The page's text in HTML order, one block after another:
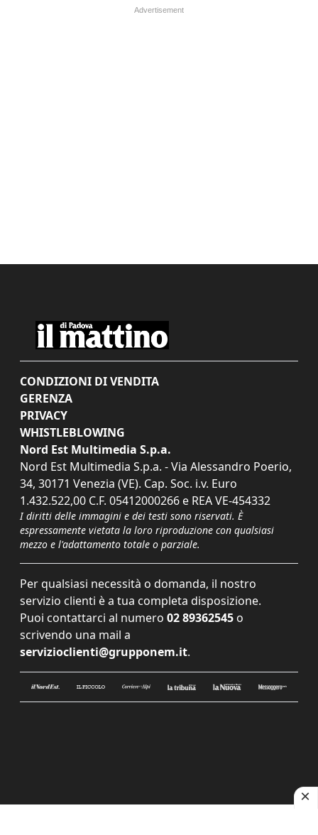
CONDIZIONI DI VENDITA
GERENZA
PRIVACY
WHISTLEBLOWING
Nord Est Multimedia S.p.a.
Nord Est Multimedia S.p.a. - Via Alessandro Poerio,
34, 30171 Venezia (VE). Cap. Soc. i.v. Euro
1.432.522,00 C.F. 05412000266 e REA VE-454332
I diritti delle immagini e dei testi sono riservati. È
espressamente vietata la loro riproduzione con qualsiasi
mezzo e l'adattamento totale o parziale.
Per qualsiasi necessità o domanda, il nostro
servizio clienti è a tua completa disposizione.
Puoi contattarci al numero 02 89362545 o
scrivendo una mail a
servizioclienti@grupponem.it.